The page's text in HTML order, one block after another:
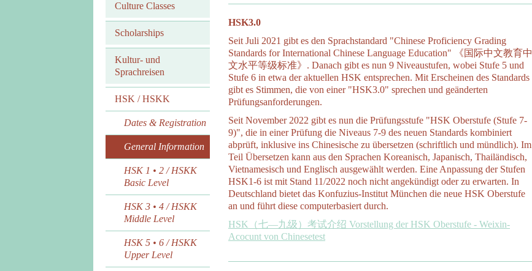
Culture Classes
Scholarships
Kultur- und
Sprachreisen
HSK / HSKK
Dates & Registration
General Information
HSK 1 • 2 / HSKK
Basic Level
HSK 3 • 4 / HSKK
Middle Level
HSK 5 • 6 / HSKK
Upper Level
HSK3.0
Seit Juli 2021 gibt es den Sprachstandard "Chinese Proficiency Grading
Standards for International Chinese Language Education" 《国际中文教育中
文水平等级标准》. Danach gibt es nun 9 Niveaustufen, wobei Stufe 5 und
Stufe 6 in etwa der aktuellen HSK entsprechen. Mit Erscheinen des Standards
gibt es Stimmen, die von einer "HSK3.0" sprechen und geänderten
Prüfungsanforderungen.
Seit November 2022 gibt es nun die Prüfungsstufe "HSK Oberstufe (Stufe 7-
9)", die in einer Prüfung die Niveaus 7-9 des neuen Standards kombiniert
abprüft, inklusive ins Chinesische zu übersetzen (schriftlich und mündlich). Im
Teil Übersetzen kann aus den Sprachen Koreanisch, Japanisch, Thailändisch,
Vietnamesisch und Englisch ausgewählt werden. Eine Anpassung der Stufen
HSK1-6 ist mit Stand 11/2022 noch nicht angekündigt oder zu erwarten. In
Deutschland bietet das Konfuzius-Institut München die neue HSK Oberstufe
an und führt diese computerbasiert durch.
HSK（七—九级）考试介绍 Vorstellung der HSK Oberstufe - Weixin-
Acocunt von Chinesetest